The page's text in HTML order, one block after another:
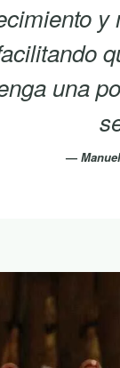
y
una